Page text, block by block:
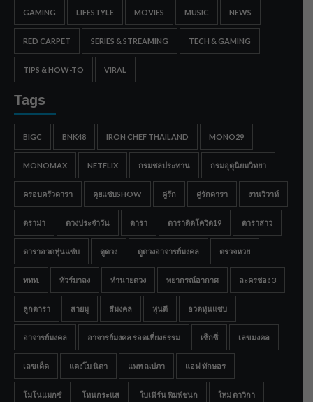
GAMING LIFESTYLE MOVIES MUSIC NEWS
RED CARPET SERIES & STREAMING TECH & GAMING
TIPS & HOW-TO VIRAL
Tags
BIGC BNK48 IRON CHEF THAILAND MONO29
MONOMAX NETFLIX กรมชลประทาน กรมอุตุนิยมวิทยา
ครอบครัวดารา คุยแซ่บSHOW คู่รัก คู่รักดารา งานวิวาห์
ดราม่า ดวงประจำวัน ดารา ดาราติดโควิด19 ดาราสาว
ดาราอวดหุ่นแซ่บ ดูดวง ดูดวงอาจารย์มงคล ตรวจหวย
ททท. ทัวร์มาลง ทำนายดวง พยากรณ์อากาศ ละครช่อง 3
ลูกดารา สายมู สีมงคล หุ่นดี อวดหุ่นแซ่บ
อาจารย์มงคล อาจารย์มงคล รอดเที่ยงธรรม เซ็กซี่ เลขมงคล
เลขเด็ด แตงโม นิดา แพท ณปภา แอฟ ทักษอร
โมโนแมกซ์ โหนกระแส ใบเฟิร์น พิมพ์ชนก ใหม่ ดาวิกา